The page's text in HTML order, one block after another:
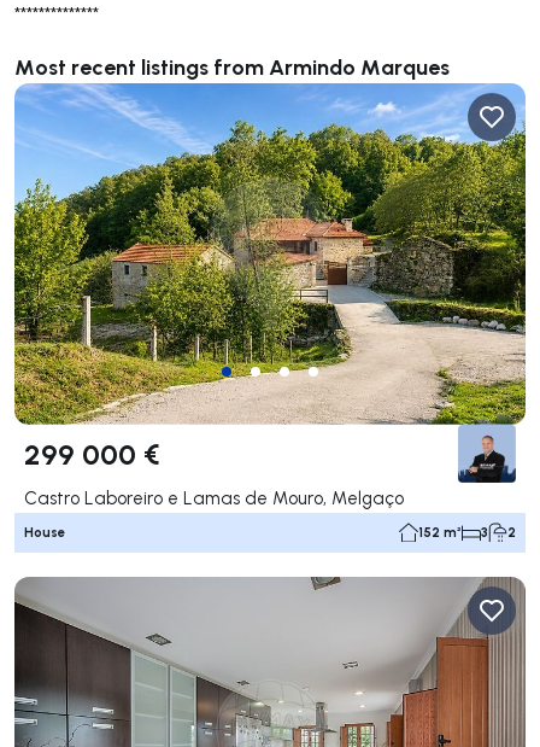
**************
Most recent listings from Armindo Marques
299 000 €
Castro Laboreiro e Lamas de Mouro, Melgaço
House 152 m² 3 2